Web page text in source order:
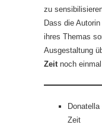
zu
Dass die
ihres Themas
Ausgestaltung
Zeit noch
Zeit